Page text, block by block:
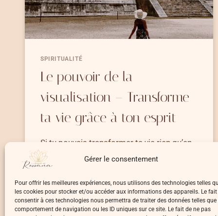
Gérer le consentement
Pour offrir les meilleures expériences, nous utilisons des technologies telles
les cookies pour stocker et/ou accéder aux informations des appareils. Le fait
consentir à ces technologies nous permettra de traiter des données telles que
comportement de navigation ou les ID uniques sur ce site. Le fait de ne pas
SPIRITUALITÉ
Le pouvoir de la
visualisation – Transforme
ta vie grâce à ton esprit
Si tu pouvais transformer ta vie rien qu’en
utilisant ton esprit ? Le pouvoir de…
POUVOIR
DE